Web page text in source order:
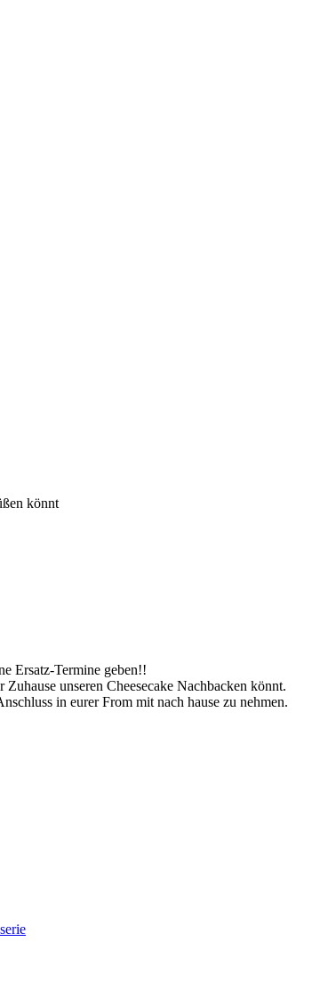
könnt
Ersatz-Termine geben!!
unseren Cheesecake Nachbacken könnt.
in eurer From mit nach hause zu nehmen.